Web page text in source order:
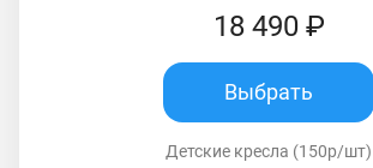
18 490 ₽
Выбрать
Детские кресла (150р/шт)